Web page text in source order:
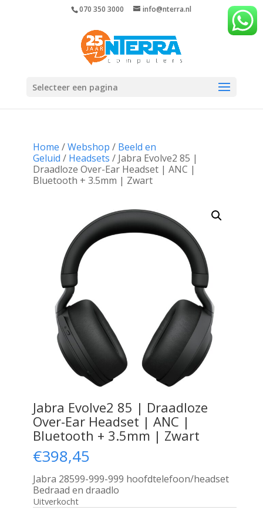
070 350 3000 info@nterra.nl
Selecteer een pagina
Home /Webshop / Beeld en
Geluid / Headsets / Jabra Evolve2 85 |
Draadloze Over-Ear Headset | ANC |
Bluetooth + 3.5mm | Zwart
Jabra Evolve2 85 | Draadloze
Over-Ear Headset | ANC |
Bluetooth + 3.5mm | Zwart
€398,45
Jabra 28599-999-999 hoofdtelefoon/headset
Bedraad en draadlo
Uitverkocht